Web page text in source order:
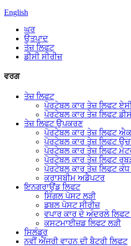
English
ਘਰ
ਉਤਪਾਦ
ਤੇਜ਼ ਲਿਫਟ
ਡੀਸੀ ਸੀਰੀਜ਼
ਵਰਗ
ਤੇਜ਼ ਲਿਫਟ
ਪੋਰਟੇਬਲ ਕਾਰ ਤੇਜ਼ ਲਿਫਟ
ਪੋਰਟੇਬਲ ਕਾਰ ਤੇਜ਼ ਲਿਫਟ
ਤੇਜ਼ ਲਿਫਟ ਉਪਕਰਣ
ਪੋਰਟੇਬਲ ਕਾਰ ਤੇਜ਼ ਲਿਫਟ
ਪੋਰਟੇਬਲ ਕਾਰ ਤੇਜ਼ ਲਿਫਟ
ਪੋਰਟੇਬਲ ਕਾਰ ਤੇਜ਼ ਲਿਫਟ
ਪੋਰਟੇਬਲ ਕਾਰ ਤੇਜ਼ ਲਿਫਟ
ਪੋਰਟੇਬਲ ਕਾਰ ਤੇਜ਼ ਲਿਫਟ
ਕਰਾਸਬੀਮ ਅਡੈਪਟਰ
ਇਨਗਰਾਉਂਡ ਲਿਫਟ
ਸਿੰਗਲ ਪੋਸਟ ਲੜੀ
ਡਬਲ ਪੋਸਟ ਸੀਰੀਜ਼
ਵਪਾਰ ਕਾਰ ਦੇ ਅੰਦਰਲੇ ਲਿਫਟ
ਕਸਟਮਾਈਜ਼ਡ ਲਿਫਟ ਲੜੀ
ਸਿਲੰਡਰ
ਨਵੀਂ ਐਂਜਰੀ ਵਾਹਨ ਦੀ ਬੈਟਰੀ ਲਿਫਟ